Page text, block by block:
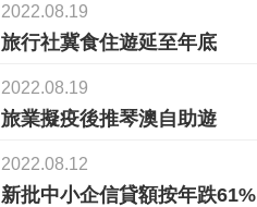
2022.08.19
旅行社冀食住遊延至年底
2022.08.19
旅業擬疫後推琴澳自助遊
2022.08.12
新批中小企信貸額按年跌61%